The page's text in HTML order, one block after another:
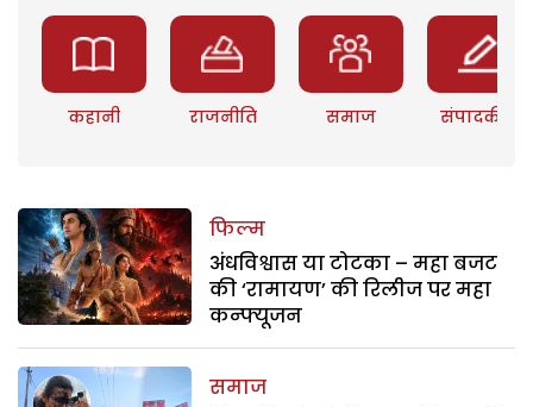
कहानी राजनीति समाज संपादकीय
फिल्म
अंधविश्वास या टोटका – महा बजट
की ‘रामायण’ की रिलीज पर महा
कन्फ्यूजन
समाज